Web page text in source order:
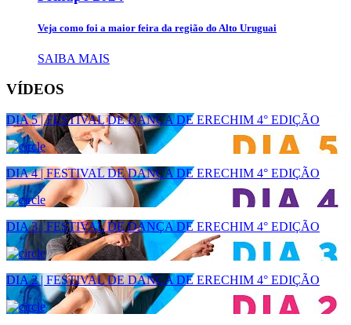
Veja como foi a maior feira da região do Alto Uruguai
SAIBA MAIS
VÍDEOS
DIA 5 | FESTIVAL DE DANÇA DE ERECHIM 4° EDIÇÃO
DIA 4 | FESTIVAL DE DANÇA DE ERECHIM 4° EDIÇÃO
DIA 3 | FESTIVAL DE DANÇA DE ERECHIM 4° EDIÇÃO
DIA 2 | FESTIVAL DE DANÇA DE ERECHIM 4° EDIÇÃO